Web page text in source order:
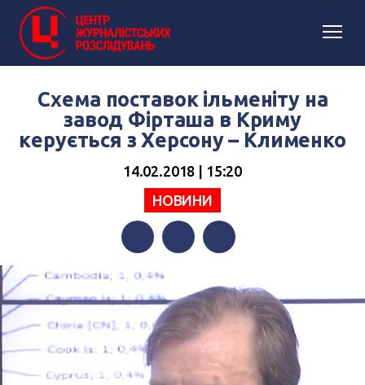
Схема поставок ільменіту на
завод Фірташа в Криму
керується з Херсону – Клименко
14.02.2018 | 15:20
НОВИНИ
Facebook